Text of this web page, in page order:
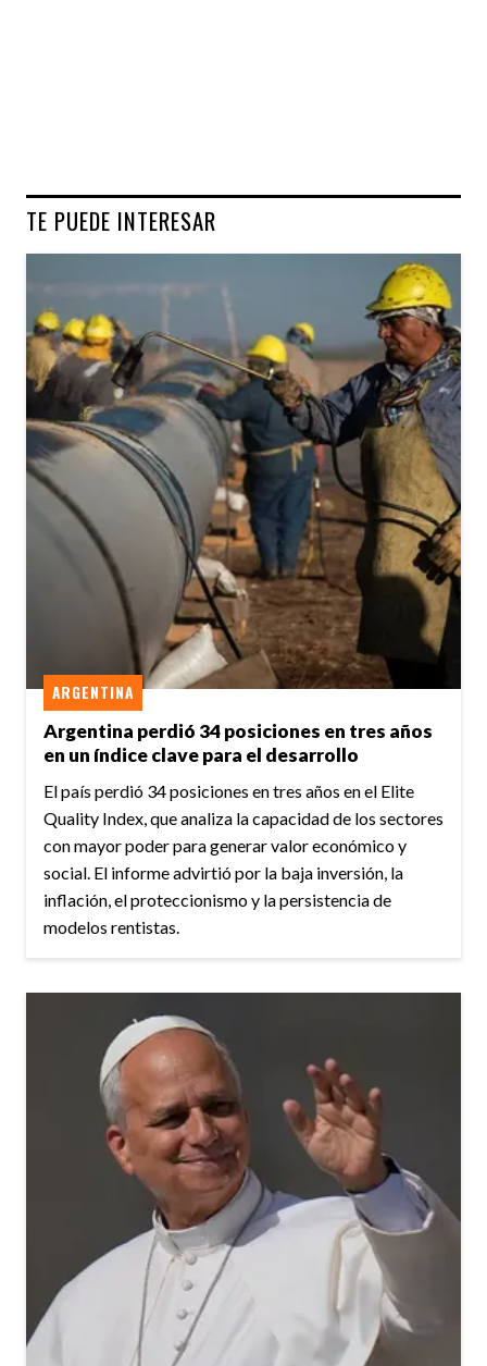
TE PUEDE INTERESAR
Argentina perdió 34 posiciones en tres años
en un índice clave para el desarrollo
ARGENTINA
El país perdió 34 posiciones en tres años en el Elite
Quality Index, que analiza la capacidad de los sectores
con mayor poder para generar valor económico y
social. El informe advirtió por la baja inversión, la
inflación, el proteccionismo y la persistencia de
modelos rentistas.